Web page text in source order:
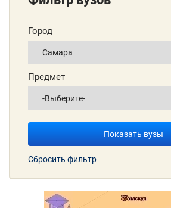
Город
Предмет
Показать вузы
Сбросить фильтр